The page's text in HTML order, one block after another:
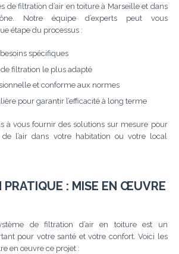
de filtration d’air en toiture à Marseille et dans
Notre équipe d’experts peut vous
étape du processus :
spécifiques
filtration le plus adapté
et conforme aux normes
pour garantir l’efficacité à long terme
à vous fournir des solutions sur mesure pour
l’air dans votre habitation ou votre local
PRATIQUE : MISE EN ŒUVRE
de filtration d’air en toiture est un
pour votre santé et votre confort. Voici les
en œuvre ce projet :